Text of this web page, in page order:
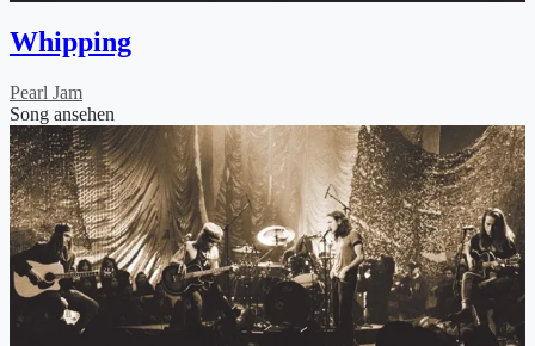
Whipping
Pearl Jam
Song ansehen